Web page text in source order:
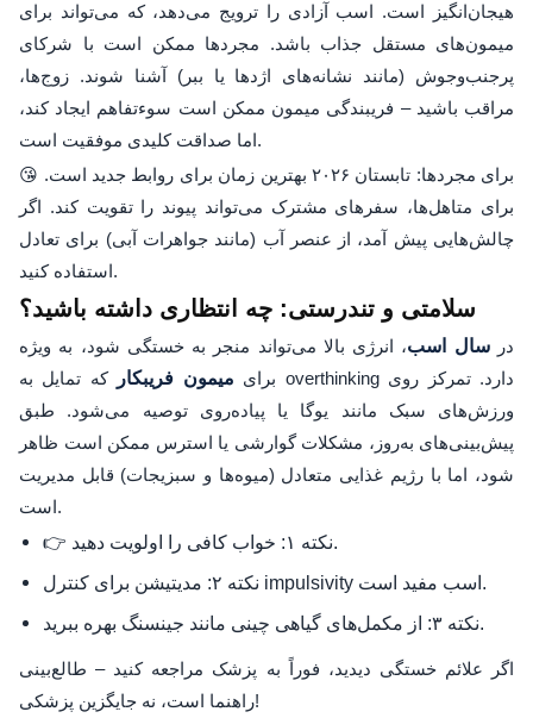
هیجان‌انگیز است. اسب آزادی را ترویج می‌دهد، که می‌تواند برای
میمون‌های مستقل جذاب باشد. مجردها ممکن است با شرکای
پرجنب‌وجوش (مانند نشانه‌های اژدها یا ببر) آشنا شوند. زوج‌ها،
مراقب باشید – فریبندگی میمون ممکن است سوءتفاهم ایجاد کند،
اما صداقت کلیدی موفقیت است.
😘 برای مجردها: تابستان ۲۰۲۶ بهترین زمان برای روابط جدید است.
برای متاهل‌ها، سفرهای مشترک می‌تواند پیوند را تقویت کند. اگر
چالش‌هایی پیش آمد، از عنصر آب (مانند جواهرات آبی) برای تعادل
استفاده کنید.
سلامتی و تندرستی: چه انتظاری داشته باشید؟
درسال اسب، انرژی بالا می‌تواند منجر به خستگی شود، به ویژه
برای میمون فریبکار
که تمایل به overthinking دارد. تمرکز روی
ورزش‌های سبک مانند یوگا یا پیاده‌روی توصیه می‌شود. طبق
پیش‌بینی‌های به‌روز، مشکلات گوارشی یا استرس ممکن است ظاهر
شود، اما با رژیم غذایی متعادل (میوه‌ها و سبزیجات) قابل مدیریت
است.
👉 نکته ۱: خواب کافی را اولویت دهید.
نکته ۲: مدیتیشن برای کنترل impulsivity اسب مفید است.
نکته ۳: از مکمل‌های گیاهی چینی مانند جینسنگ بهره ببرید.
اگر علائم خستگی دیدید، فوراً به پزشک مراجعه کنید – طالع‌بینی
راهنما است، نه جایگزین پزشکی!